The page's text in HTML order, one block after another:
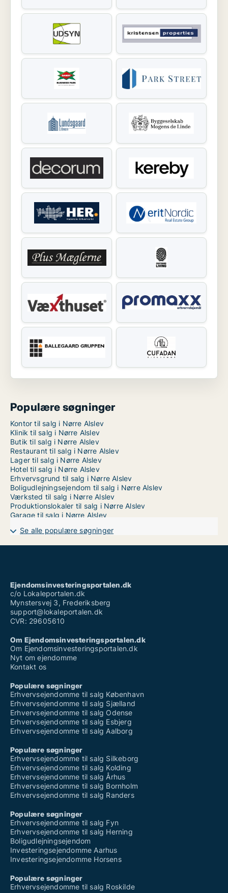
Populære søgninger
Kontor til salg i Nørre Alslev
Klinik til salg i Nørre Alslev
Butik til salg i Nørre Alslev
Restaurant til salg i Nørre Alslev
Lager til salg i Nørre Alslev
Hotel til salg i Nørre Alslev
Erhvervsgrund til salg i Nørre Alslev
Boligudlejningsejendom til salg i Nørre Alslev
Værksted til salg i Nørre Alslev
Produktionslokaler til salg i Nørre Alslev
Garage til salg i Nørre Alslev
Se alle populære søgninger
Ejendomsinvesteringsportalen.dk
c/o Lokaleportalen.dk
Mynstersvej 3, Frederiksberg
support@lokaleportalen.dk
CVR: 29605610
Om Ejendomsinvesteringsportalen.dk
Om Ejendomsinvesteringsportalen.dk
Nyt om ejendomme
Kontakt os
Populære søgninger
Erhvervsejendomme til salg København
Erhvervsejendomme til salg Sjælland
Erhvervsejendomme til salg Odense
Erhvervsejendomme til salg Esbjerg
Erhvervsejendomme til salg Aalborg
Populære søgninger
Erhvervsejendomme til salg Silkeborg
Erhvervsejendomme til salg Kolding
Erhvervsejendomme til salg Århus
Erhvervsejendomme til salg Bornholm
Erhvervsejendomme til salg Randers
Populære søgninger
Erhvervsejendomme til salg Fyn
Erhvervsejendomme til salg Herning
Boligudlejningsejendom
Investeringsejendomme Aarhus
Investeringsejendomme Horsens
Populære søgninger
Erhvervsejendomme til salg Roskilde